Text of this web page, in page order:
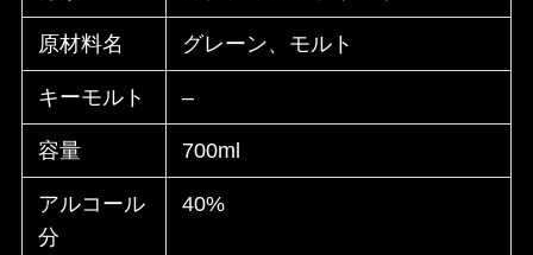
原材料名 グレーン、モルト
キーモルト –
容量 700ml
アルコール
分
40%